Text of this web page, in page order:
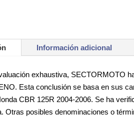
Información adicional
exhaustiva, SECTORMOTO
Esta conclusión se basa en sus
CBR 125R 2004-2006. Se ha
Otras posibles denominaciones o